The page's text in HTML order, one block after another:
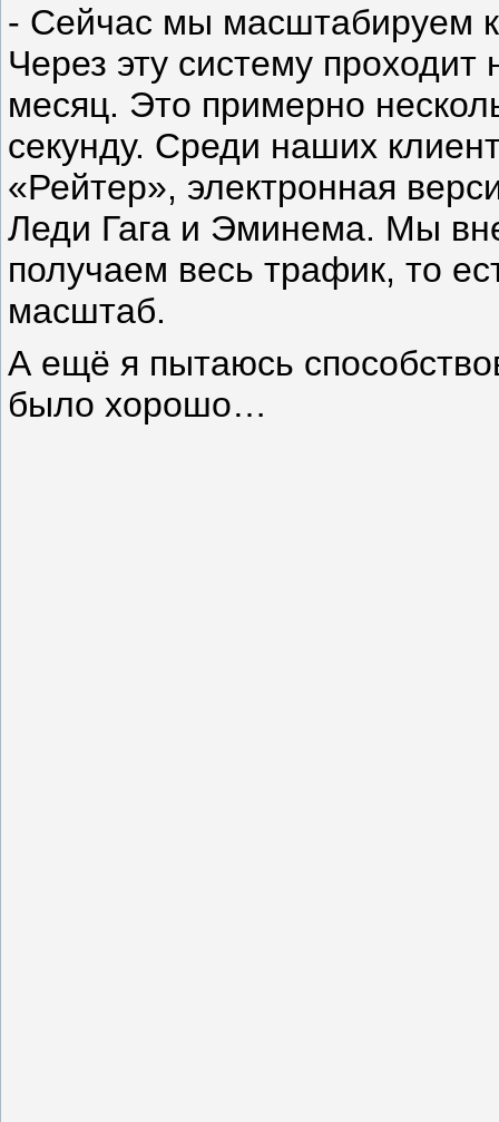
- Сейчас мы масштабируем
Через эту систему
месяц. Это примерно
секунду. Среди наших
«Рейтер», электронная
Леди Гага и Эминема. Мы
получаем весь трафик, то
масштаб.
А ещё я пытаюсь
было хорошо…